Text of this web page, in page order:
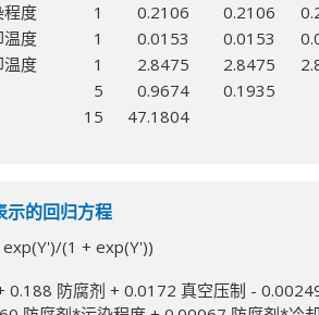
度
1 0.2106 0.2106
度
1 0.0153 0.0153
度
1 2.8475 2.8475
5 0.9674
0.1935
15 47.1804
示的回归方程
exp(Y')/(1 + exp(Y'))
0.188 防腐剂 + 0.0172 真空压制 -